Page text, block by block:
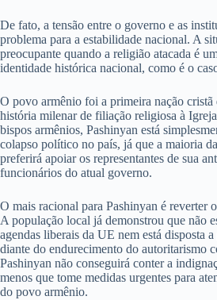
De fato, a tensão entre o governo e as
problema para a estabilidade nacional. A
preocupante quando a religião atacada é
identidade histórica nacional, como é o
O povo armênio foi a primeira nação cristã
história milenar de filiação religiosa à
bispos armênios, Pashinyan está
colapso político no país, já que a maioria
preferirá apoiar os representantes de sua
funcionários do atual governo.
O mais racional para Pashinyan é reverter
A população local já demonstrou que não
agendas liberais da UE nem está disposta
diante do endurecimento do autoritarismo
Pashinyan não conseguirá conter a
menos que tome medidas urgentes para
do povo armênio.